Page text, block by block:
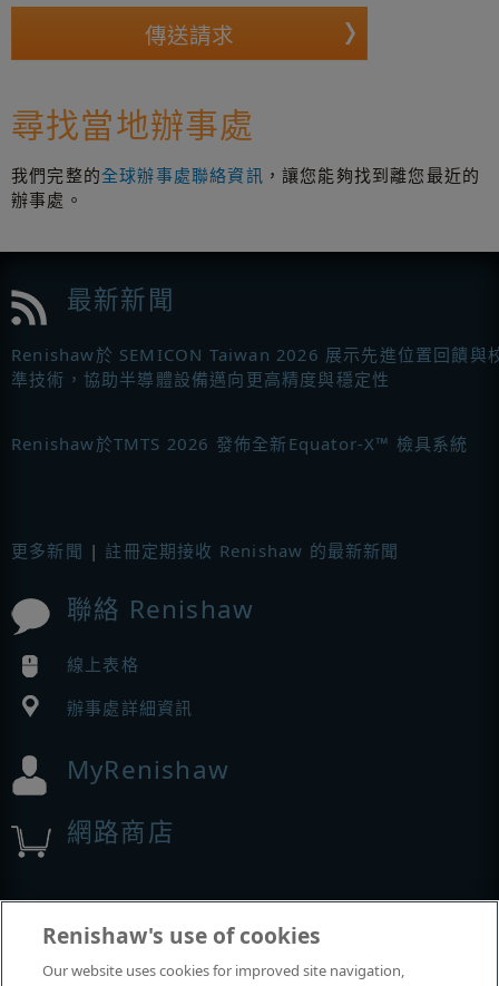
尋找當地辦事處
我們完整的全球辦事處聯絡資訊 ，讓您能夠找到離您最近的
辦事處。
最新新聞
Renishaw於 SEMICON Taiwan 2026 展示先進位置回饋與
準技術，協助半導體設備邁向更高精度與穩定性
Renishaw於TMTS 2026 發佈全新Equator-X™ 檢具系統
更多新聞 | 註冊定期接收 Renishaw 的最新新聞
聯絡 Renishaw
線上表格
辦事處詳細資訊
MyRenishaw
網路商店
展覽與會議
我們參加的活動
Renishaw's use of cookies
Our website uses cookies for improved site navigation,